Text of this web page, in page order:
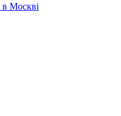
в Москві